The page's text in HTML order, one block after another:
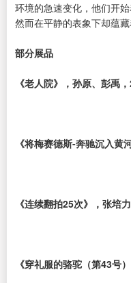
环境的急速变化，他们开
然而在平静的表象下却蕴
部分展品
《老人院》，孙原、彭禹
《将梅赛德斯-奔驰沉入黄
《连续翻拍25次》，张培
《穿礼服的骆驼（第43号